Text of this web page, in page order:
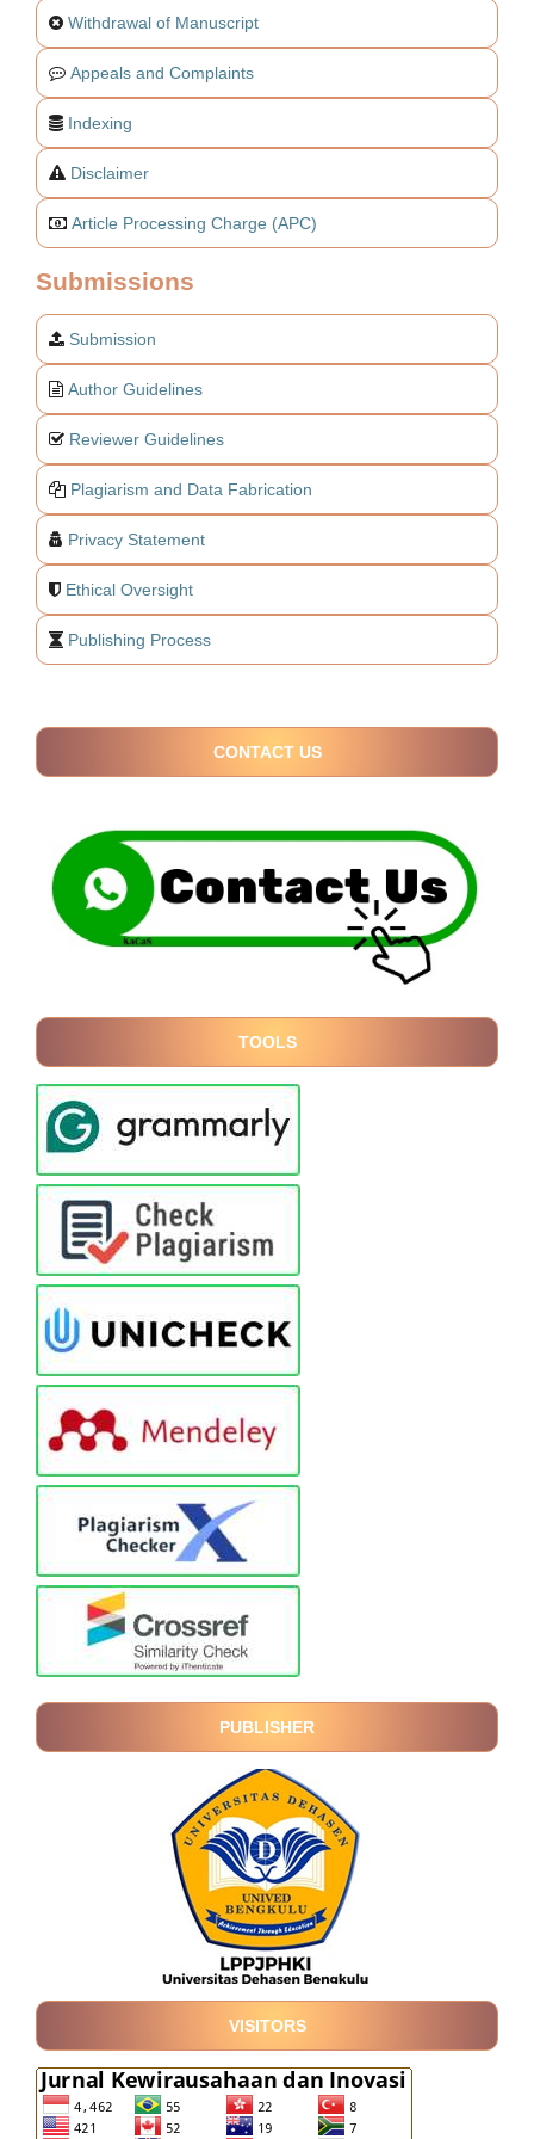
Withdrawal of Manuscript
Appeals and Complaints
Indexing
Disclaimer
Article Processing Charge (APC)
Submissions
Submission
Author Guidelines
Reviewer Guidelines
Plagiarism and Data Fabrication
Privacy Statement
Ethical Oversight
Publishing Process
CONTACT US
TOOLS
PUBLISHER
VISITORS